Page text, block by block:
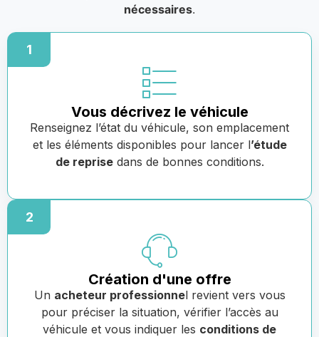
nécessaires.
1
Vous décrivez le véhicule
Renseignez l’état du véhicule, son emplacement
et les éléments disponibles pour lancer l’étude
de reprisedans de bonnes conditions.
2
Création d'une offre
Un acheteur professionnel revient vers vous
pour préciser la situation, vérifier l’accès au
véhicule et vous indiquer les conditions de